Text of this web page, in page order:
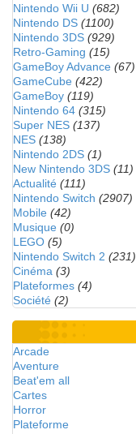
Nintendo Wii U (682)
Nintendo DS (1100)
Nintendo 3DS (929)
Retro-Gaming (15)
GameBoy Advance (67)
GameCube (422)
GameBoy (119)
Nintendo 64 (315)
Super NES (137)
NES (138)
Nintendo 2DS (1)
New Nintendo 3DS (11)
Actualité (111)
Nintendo Switch (2907)
Mobile (42)
Musique (0)
LEGO (5)
Nintendo Switch 2 (231)
Cinéma (3)
Plateformes (4)
Société (2)
Arcade
Aventure
Beat'em all
Cartes
Horror
Plateforme